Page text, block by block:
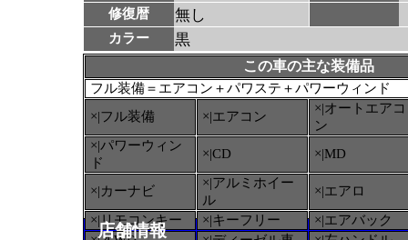
修復暦 無し
カラー 黒
この車の主な装備品
フル装備＝エアコン＋パワステ＋パワーウィンド
×|フル装備
×|エアコン
×|オートエアコ
ン
×|パワーウィン
ド
×|CD ×|MD
×|カーナビ
×|アルミホイー
ル
×|エアロ
×|リモコンキー
×|キーフリー
×|エアバック
店舗情報